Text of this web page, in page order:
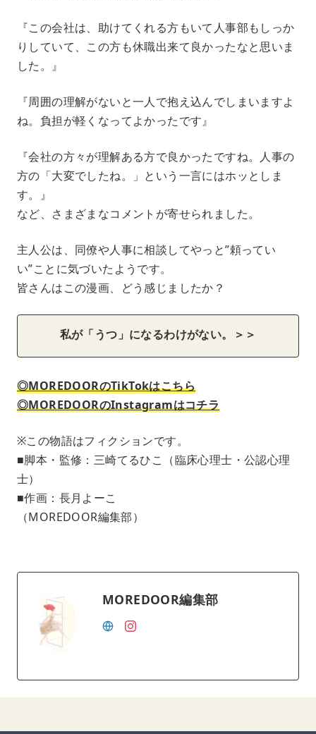
『この会社は、助けてくれる方もいて人事部もしっか
りしていて、この方も休職出来て良かったなと思いま
した。』
『周囲の理解がないと一人で抱え込んでしまいますよ
ね。負担が軽くなってよかったです』
『会社の方々が理解ある方で良かったですね。人事の
方の「大変でしたね。」という一言にはホッとしま
す。』
など、さまざまなコメントが寄せられました。
主人公は、同僚や人事に相談してやっと”頼ってい
い”ことに気づいたようです。
皆さんはこの漫画、どう感じましたか？
私が「うつ」になるわけがない。＞＞
◎MOREDOORのTikTokはこちら
◎MOREDOORのInstagramはコチラ
※この物語はフィクションです。
■脚本・監修：三崎てるひこ（臨床心理士・公認心理
士）
■作画：長月よーこ
（MOREDOOR編集部）
MOREDOOR編集部